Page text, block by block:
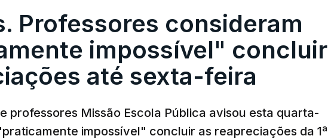
Professores consideram
impossível" concluir
até sexta-feira
professores Missão Escola Pública avisou esta quarta-
impossível" concluir as reapreciações da 1ª